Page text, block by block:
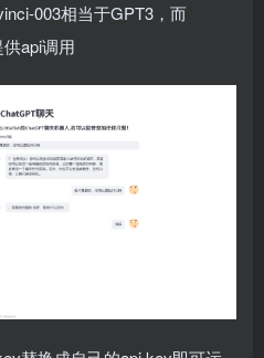
003相当于GPT3，而
api调用